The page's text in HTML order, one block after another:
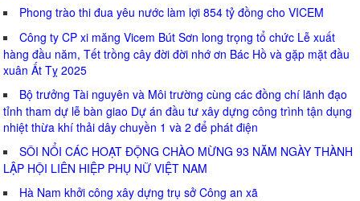
Phong trào thi đua yêu nước làm lợi 854 tỷ đồng cho VICEM
Công ty CP xi măng Vicem Bút Sơn long trọng tổ chức Lễ xuất
hàng đầu năm, Tết trồng cây đời đời nhớ ơn Bác Hồ và gặp mặt đầu
xuân Ất Tỵ 2025
Bộ trưởng Tài nguyên và Môi trường cùng các đồng chí lãnh đạo
tỉnh tham dự lễ bàn giao Dự án đầu tư xây dựng công trình tận dụng
nhiệt thừa khí thải dây chuyền 1 và 2 để phát điện
SÔI NỔI CÁC HOẠT ĐỘNG CHÀO MỪNG 93 NĂM NGÀY THÀNH
LẬP HỘI LIÊN HIỆP PHỤ NỮ VIỆT NAM
Hà Nam khởi công xây dựng trụ sở Công an xã